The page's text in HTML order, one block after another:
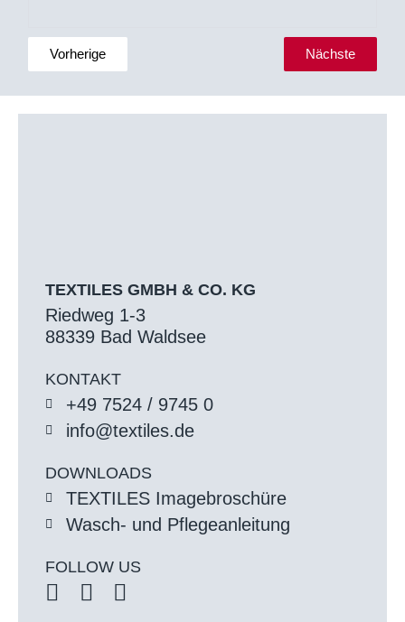
Vorherige Nächste
TEXTILES GMBH & CO. KG
Riedweg 1-3
88339 Bad Waldsee
KONTAKT
+49 7524 / 9745 0
info@textiles.de
DOWNLOADS
TEXTILES Imagebroschüre
Wasch- und Pflegeanleitung
FOLLOW US